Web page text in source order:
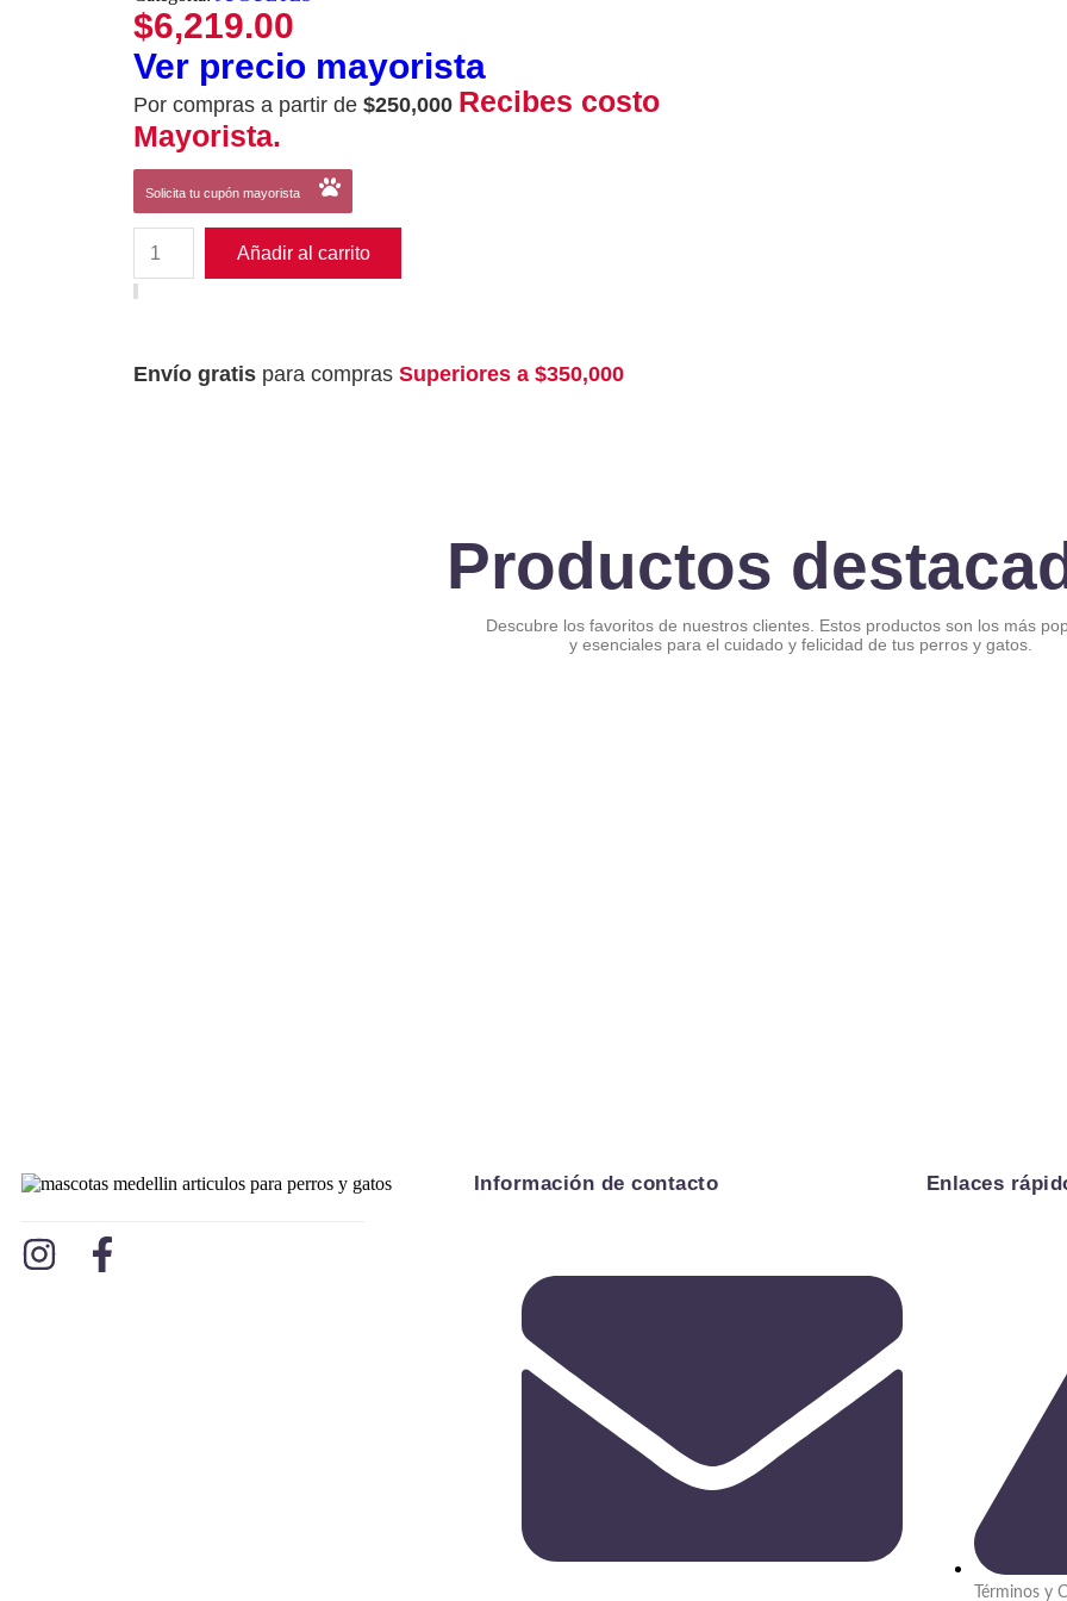
$6,219.00
Ver precio mayorista
Por compras a partir de $250,000 Recibes costo
Mayorista.
Solicita tu cupón mayorista
Añadir al carrito
Envío gratis para compras Superiores a $350,000
Productos
Descubre los favoritos de nuestros clientes. Estos productos son los más
y esenciales para el cuidado y felicidad de tus perros y gatos.
Información de contacto Enlaces
Términos y